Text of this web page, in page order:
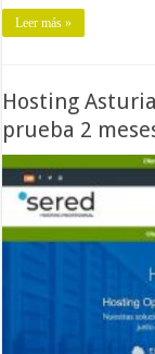
Leer más »
Hosting
prueba 2